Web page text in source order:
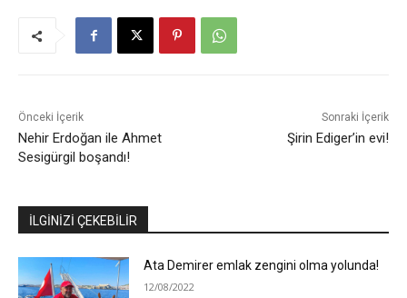
Önceki İçerik
Nehir Erdoğan ile Ahmet
Sesigürgil boşandı!
Sonraki İçerik
Şirin Ediger’in evi!
İLGİNİZİ ÇEKEBİLİR
Ata Demirer emlak zengini olma yolunda!
12/08/2022